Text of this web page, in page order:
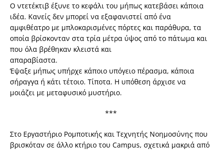
Ο ντετέκτιβ έξυνε το κεφάλι του μήπως κατεβάσει κάποια
ιδέα. Κανείς δεν μπορεί να εξαφανιστεί από ένα
αμφιθέατρο με μπλοκαρισμένες πόρτες και παράθυρα, τα
οποία βρίσκονταν στα τρία μέτρα ύψος από το πάτωμα και
που όλα βρέθηκαν κλειστά και
απαραβίαστα.
Έψαξε μήπως υπήρχε κάποιο υπόγειο πέρασμα, κάποια
σήραγγα ή κάτι τέτοιο. Τίποτα. Η υπόθεση άρχισε να
μοιάζει με μεταφυσικό μυστήριο.
***
Στο Εργαστήριο Ρομποτικής και Τεχνητής Νοημοσύνης που
βρισκόταν σε άλλο κτήριο του Campus, σχετικά μακριά από